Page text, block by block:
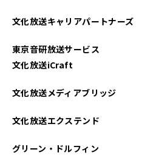
文化放送キャリアパートナーズ
東京音研放送サービス
文化放送iCraft
文化放送メディアブリッジ
文化放送エクステンド
グリーン・ドルフィン